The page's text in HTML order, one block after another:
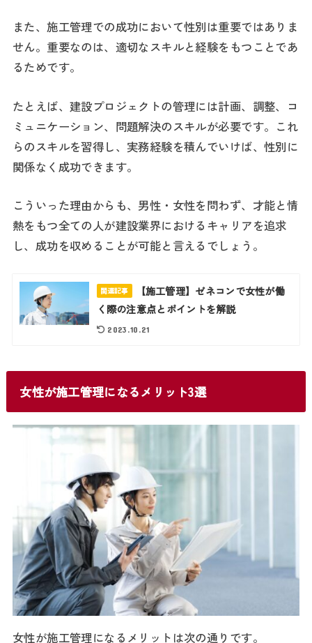
また、施工管理での成功において性別は重要ではありま
せん。重要なのは、適切なスキルと経験をもつことであ
るためです。
たとえば、建設プロジェクトの管理には計画、調整、コ
ミュニケーション、問題解決のスキルが必要です。これ
らのスキルを習得し、実務経験を積んでいけば、性別に
関係なく成功できます。
こういった理由からも、男性・女性を問わず、才能と情
熱をもつ全ての人が建設業界におけるキャリアを追求
し、成功を収めることが可能と言えるでしょう。
関連記事
【施工管理】ゼネコンで女性が働
く際の注意点とポイントを解説
2023.10.21
女性が施工管理になるメリット3選
女性が施工管理になるメリットは次の通りです。